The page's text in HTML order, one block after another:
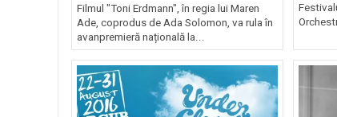
Filmul "Toni Erdmann", în regia lui Maren
Ade, coprodus de Ada Solomon, va rula în
avanpremieră națională la...